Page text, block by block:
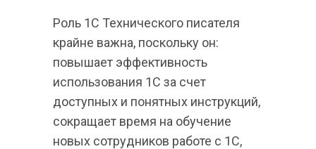
Роль 1С Технического писателя
крайне важна, поскольку он:
повышает эффективность
использования 1С за счет
доступных и понятных инструкций,
сокращает время на обучение
новых сотрудников работе с 1С,